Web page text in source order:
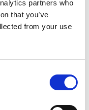
partners who
that you’ve
from your use
AI jetzt
Aurélien Coq,
Lösung entlastet
automatisiert,
Wert auf
und sucht stets nach
KI einen noch